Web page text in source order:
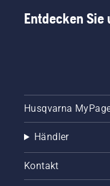
Entdecken
Husqvarna
Händler
Kontakt